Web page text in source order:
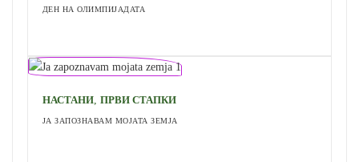
ДЕН НА ОЛИМПИЈАДАТА
НАСТАНИ, ПРВИ СТАПКИ
ЈА ЗАПОЗНАВАМ МОЈАТА ЗЕМЈА